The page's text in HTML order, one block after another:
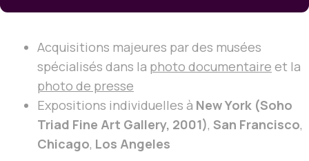
Acquisitions majeures par des musées
spécialisés dans la photo documentaire et la
photo de presse
Expositions individuelles à New York (Soho
Triad Fine Art Gallery, 2001), San Francisco,
Chicago, Los Angeles